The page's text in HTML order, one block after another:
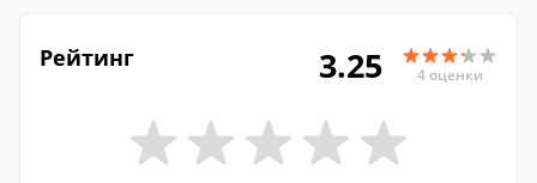
Рейтинг 3.25 4 оценки